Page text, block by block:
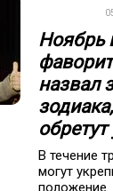
Ноябрь
назвал
обретут
В течение
могут
положение